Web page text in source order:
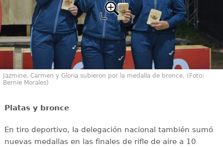
Jazmine, Carmen y Gloria subieron por la medalla de bronce. (Foto:
Bernie Morales)
Platas y bronce
En tiro deportivo, la delegación nacional también sumó
nuevas medallas en las finales de rifle de aire a 10